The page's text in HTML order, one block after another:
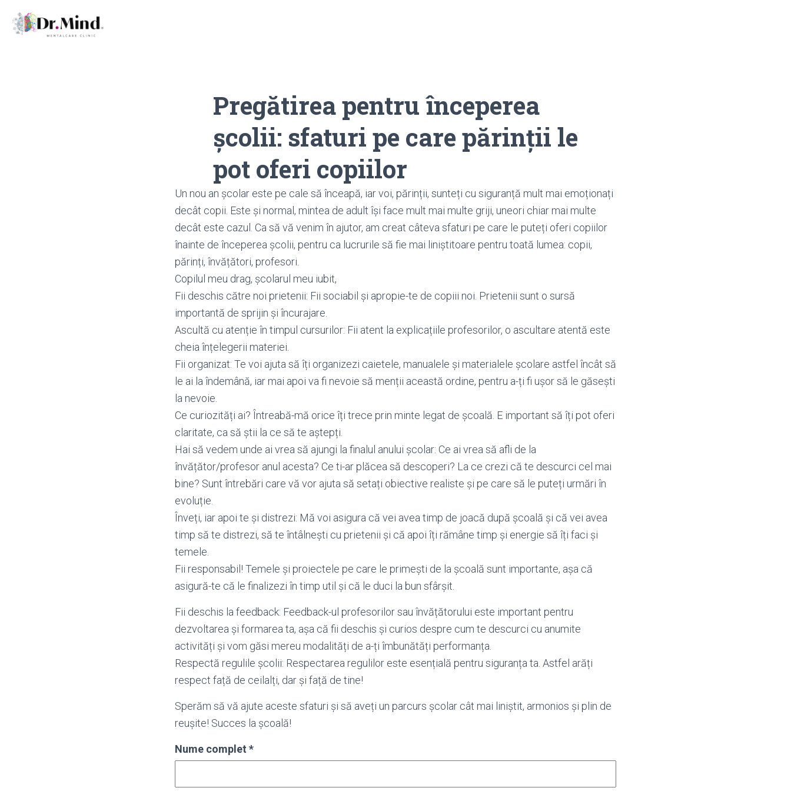
Pregătirea pentru începerea
școlii: sfaturi pe care părinții le
pot oferi copiilor
Un nou an școlar este pe cale să înceapă, iar voi, părinții, sunteți cu siguranță mult mai emoționați
decât copii. Este și normal, mintea de adult își face mult mai multe griji, uneori chiar mai multe
decât este cazul. Ca să vă venim în ajutor, am creat câteva sfaturi pe care le puteți oferi copiilor
înainte de începerea școlii, pentru ca lucrurile să fie mai liniștitoare pentru toată lumea: copii,
părinți, învățători, profesori.
Copilul meu drag, școlarul meu iubit,
Fii deschis către noi prietenii: Fii sociabil și apropie-te de copiii noi. Prietenii sunt o sursă
importantă de sprijin și încurajare.
Ascultă cu atenție în timpul cursurilor: Fii atent la explicațiile profesorilor, o ascultare atentă este
cheia înțelegerii materiei.
Fii organizat: Te voi ajuta să îți organizezi caietele, manualele și materialele școlare astfel încât să
le ai la îndemână, iar mai apoi va fi nevoie să menții această ordine, pentru a-ți fi ușor să le găsești
la nevoie.
Ce curiozități ai? Întreabă-mă orice îți trece prin minte legat de școală. E important să îți pot oferi
claritate, ca să știi la ce să te aștepți.
Hai să vedem unde ai vrea să ajungi la finalul anului școlar: Ce ai vrea să afli de la
învățător/profesor anul acesta? Ce ti-ar plăcea să descoperi? La ce crezi că te descurci cel mai
bine? Sunt întrebări care vă vor ajuta să setați obiective realiste și pe care să le puteți urmări în
evoluție.
Înveți, iar apoi te și distrezi: Mă voi asigura că vei avea timp de joacă după școală și că vei avea
timp să te distrezi, să te întâlnești cu prietenii și că apoi îți rămâne timp și energie să îți faci și
temele.
Fii responsabil! Temele și proiectele pe care le primești de la școală sunt importante, așa că
asigură-te că le finalizezi în timp util și că le duci la bun sfârșit.
Fii deschis la feedback: Feedback-ul profesorilor sau învățătorului este important pentru
dezvoltarea și formarea ta, așa că fii deschis și curios despre cum te descurci cu anumite
activități și vom găsi mereu modalități de a-ți îmbunătăți performanța.
Respectă regulile școlii: Respectarea regulilor este esențială pentru siguranța ta. Astfel arăți
respect față de ceilalți, dar și față de tine!
Sperăm să vă ajute aceste sfaturi și să aveți un parcurs școlar cât mai liniștit, armonios și plin de
reușite! Succes la școală!
Nume complet *